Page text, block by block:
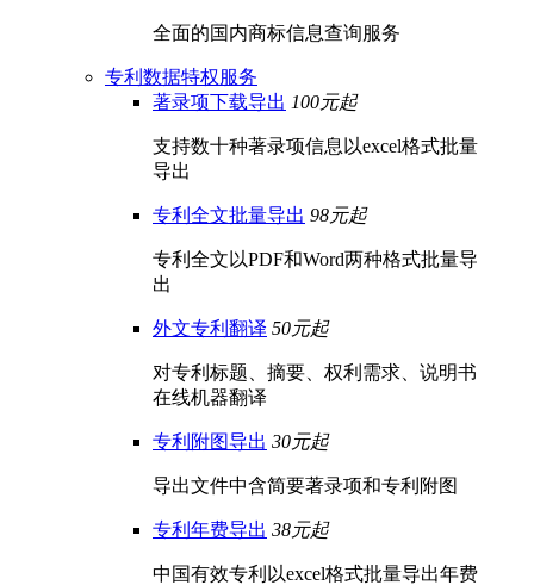
全面的国内商标信息查询服务
专利数据特权服务
著录项下载导出 100元起
支持数十种著录项信息以excel格式批量
导出
专利全文批量导出 98元起
专利全文以PDF和Word两种格式批量导
出
外文专利翻译 50元起
对专利标题、摘要、权利需求、说明书
在线机器翻译
专利附图导出 30元起
导出文件中含简要著录项和专利附图
专利年费导出 38元起
中国有效专利以excel格式批量导出年费